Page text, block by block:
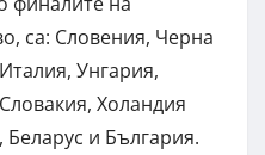
са: Словения, Черна
Унгария,
Холандия
и България.